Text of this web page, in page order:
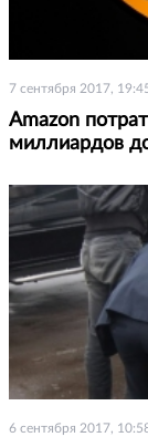
7 сентября 2017,
Amazon
миллиардов
6 сентября 2017,